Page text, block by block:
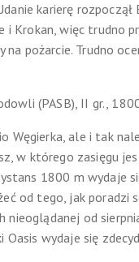
karierę
Krokan, więc trudno
na pożarcie. Trudno
(PASB), II gr.,
Węgierka, ale i tak
w którego zasięgu
1800 m wydaje
od tego, jak poradzi
nieoglądanej od
Oasis wydaje się